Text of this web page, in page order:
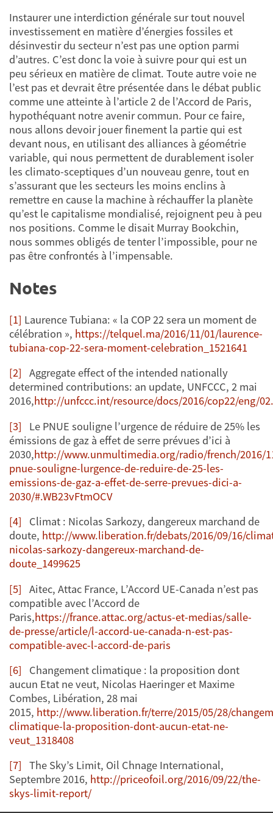
Instaurer une interdiction générale sur tout nouvel
investissement en matière d’énergies fossiles et
désinvestir du secteur n’est pas une option parmi
d’autres. C’est donc la voie à suivre pour qui est un
peu sérieux en matière de climat. Toute autre voie ne
l’est pas et devrait être présentée dans le débat public
comme une atteinte à l’article 2 de l’Accord de Paris,
hypothéquant notre avenir commun. Pour ce faire,
nous allons devoir jouer finement la partie qui est
devant nous, en utilisant des alliances à géométrie
variable, qui nous permettent de durablement isoler
les climato-sceptiques d’un nouveau genre, tout en
s’assurant que les secteurs les moins enclins à
remettre en cause la machine à réchauffer la planète
qu’est le capitalisme mondialisé, rejoignent peu à peu
nos positions. Comme le disait Murray Bookchin,
nous sommes obligés de tenter l’impossible, pour ne
pas être confrontés à l’impensable.
Notes
[1] Laurence Tubiana: « la COP 22 sera un moment de
célébration », https://telquel.ma/2016/11/01/laurence-
tubiana-cop-22-sera-moment-celebration_1521641
[2] Aggregate effect of the intended nationally
determined contributions: an update, UNFCCC, 2 mai
2016,http://unfccc.int/resource/docs/2016/cop22/eng/
[3] Le PNUE souligne l’urgence de réduire de 25% les
émissions de gaz à effet de serre prévues d’ici à
2030,http://www.unmultimedia.org/radio/french/2016/
pnue-souligne-lurgence-de-reduire-de-25-les-
emissions-de-gaz-a-effet-de-serre-prevues-dici-a-
2030/#.WB23vFtmOCV
[4] Climat : Nicolas Sarkozy, dangereux marchand de
doute, http://www.liberation.fr/debats/2016/09/16/
nicolas-sarkozy-dangereux-marchand-de-
doute_1499625
[5] Aitec, Attac France, L’Accord UE-Canada n’est pas
compatible avec l’Accord de
Paris,https://france.attac.org/actus-et-medias/salle-
de-presse/article/l-accord-ue-canada-n-est-pas-
compatible-avec-l-accord-de-paris
[6] Changement climatique : la proposition dont
aucun Etat ne veut, Nicolas Haeringer et Maxime
Combes, Libération, 28 mai
2015, http://www.liberation.fr/terre/2015/05/28/
climatique-la-proposition-dont-aucun-etat-ne-
veut_1318408
[7] The Sky’s Limit, Oil Chnage International,
Septembre 2016, http://priceofoil.org/2016/09/22/the-
skys-limit-report/